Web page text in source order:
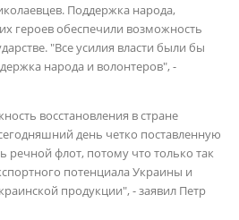
Поддержка народа,
героев обеспечили возможность
"Все усилия власти были бы
народа и волонтеров", -
восстановления в стране
день четко поставленную
речной флот, потому что только так
потенциала Украины и
продукции", - заявил Петр